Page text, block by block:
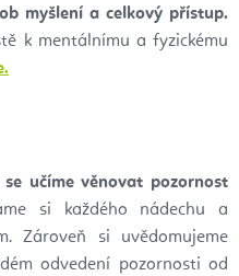
myšlení a celkový přístup.
k mentálnímu a fyzickému
učíme věnovat pozornost
si každého nádechu a
Zároveň si uvědomujeme
odvedení pozornosti od